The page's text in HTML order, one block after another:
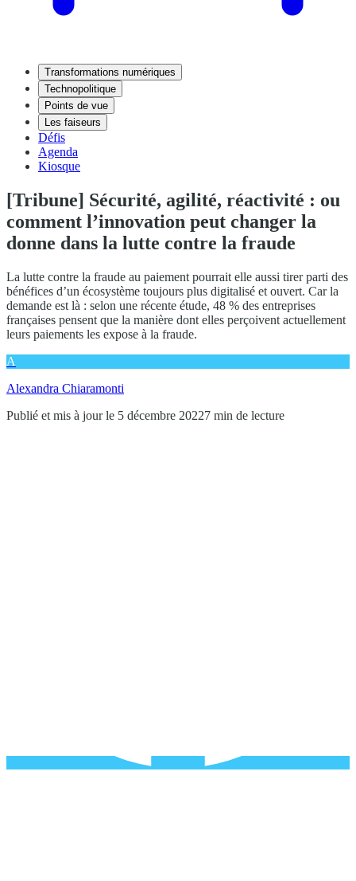
Transformations numériques
Technopolitique
Points de vue
Les faiseurs
Défis
Agenda
Kiosque
[Tribune] Sécurité, agilité, réactivité : ou
comment l’innovation peut changer la
donne dans la lutte contre la fraude
La lutte contre la fraude au paiement pourrait elle aussi tirer parti des
bénéfices d’un écosystème toujours plus digitalisé et ouvert. Car la
demande est là : selon une récente étude, 48 % des entreprises
françaises pensent que la manière dont elles perçoivent actuellement
leurs paiements les expose à la fraude.
A
Alexandra Chiaramonti
Publié et mis à jour le 5 décembre 20227 min de lecture